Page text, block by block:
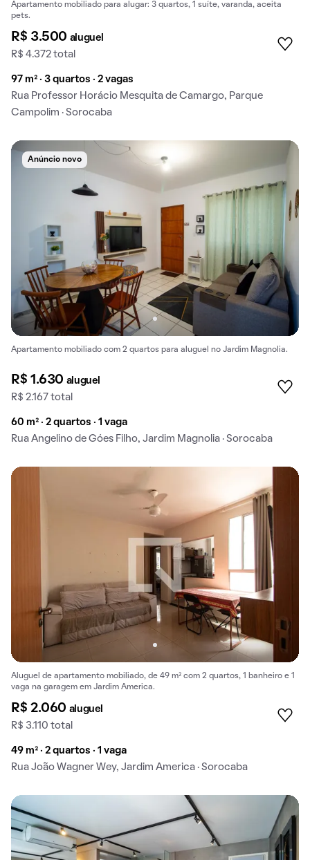
Apartamento mobiliado para alugar: 3 quartos, 1 suíte, varanda, aceita
pets.
R$ 3.500 aluguel
R$ 4.372 total
97 m² · 3 quartos · 2 vagas
Rua Professor Horácio Mesquita de Camargo, Parque
Campolim · Sorocaba
Anúncio novo
Apartamento mobiliado com 2 quartos para aluguel no Jardim Magnolia.
R$ 1.630 aluguel
R$ 2.167 total
60 m² · 2 quartos · 1 vaga
Rua Angelino de Góes Filho, Jardim Magnolia · Sorocaba
Aluguel de apartamento mobiliado, de 49 m² com 2 quartos, 1 banheiro e 1
vaga na garagem em Jardim America.
R$ 2.060 aluguel
R$ 3.110 total
49 m² · 2 quartos · 1 vaga
Rua João Wagner Wey, Jardim America · Sorocaba